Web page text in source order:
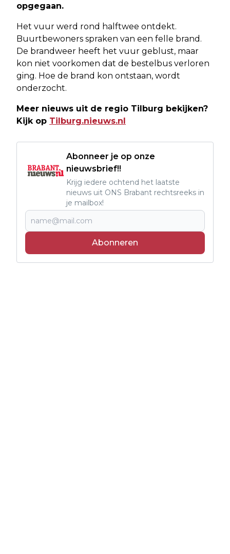
opgegaan.
Het vuur werd rond halftwee ontdekt.
Buurtbewoners spraken van een felle brand.
De brandweer heeft het vuur geblust, maar
kon niet voorkomen dat de bestelbus verloren
ging. Hoe de brand kon ontstaan, wordt
onderzocht.
Meer nieuws uit de regio Tilburg bekijken?
Kijk op Tilburg.nieuws.nl
Abonneer je op onze
nieuwsbrief!!
Krijg iedere ochtend het laatste
nieuws uit ONS Brabant rechtsreeks in
je mailbox!
Abonneren